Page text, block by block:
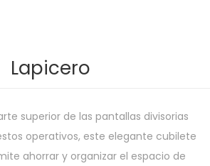
Lapicero
superior de las pantallas divisorias
operativos, este elegante cubilete
ahorrar y organizar el espacio de